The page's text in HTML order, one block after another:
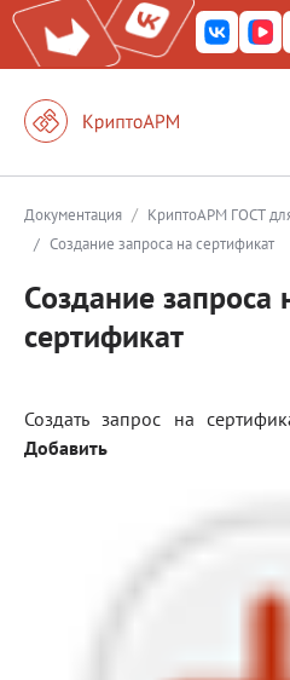
Блог
Документация / КриптоАРМ ГОСТ
/ Создание запроса на сертификат
Создание запроса
сертификат
Создать запрос на
Добавить